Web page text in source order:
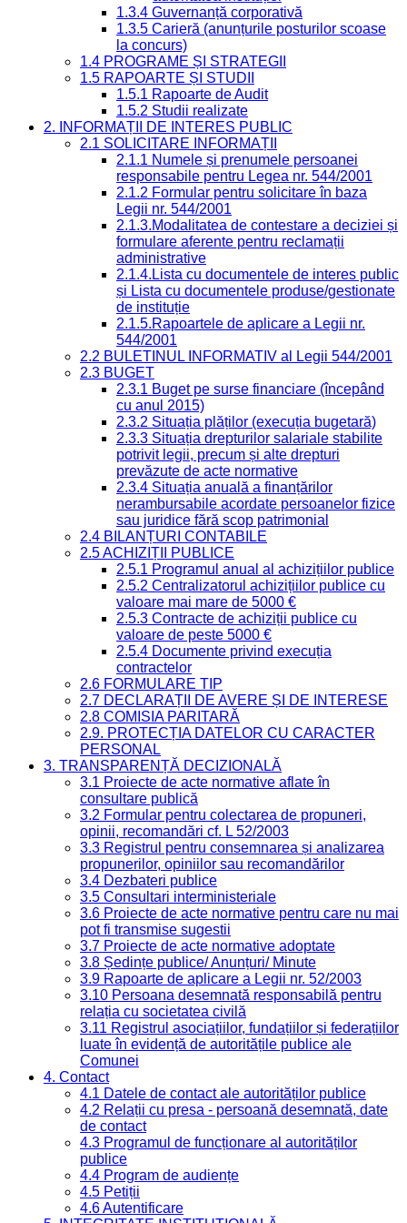
1.3.4 Guvernanță corporativă
1.3.5 Carieră (anunțurile posturilor scoase
la concurs)
1.4 PROGRAME ȘI STRATEGII
1.5 RAPOARTE ȘI STUDII
1.5.1 Rapoarte de Audit
1.5.2 Studii realizate
2. INFORMAȚII DE INTERES PUBLIC
2.1 SOLICITARE INFORMAȚII
2.1.1 Numele și prenumele persoanei
responsabile pentru Legea nr. 544/2001
2.1.2 Formular pentru solicitare în baza
Legii nr. 544/2001
2.1.3.Modalitatea de contestare a deciziei și
formulare aferente pentru reclamații
administrative
2.1.4.Lista cu documentele de interes public
și Lista cu documentele produse/gestionate
de instituție
2.1.5.Rapoartele de aplicare a Legii nr.
544/2001
2.2 BULETINUL INFORMATIV al Legii 544/2001
2.3 BUGET
2.3.1 Buget pe surse financiare (începând
cu anul 2015)
2.3.2 Situația plăților (execuția bugetară)
2.3.3 Situația drepturilor salariale stabilite
potrivit legii, precum și alte drepturi
prevăzute de acte normative
2.3.4 Situația anuală a finanțărilor
nerambursabile acordate persoanelor fizice
sau juridice fără scop patrimonial
2.4 BILANȚURI CONTABILE
2.5 ACHIZIȚII PUBLICE
2.5.1 Programul anual al achizițiilor publice
2.5.2 Centralizatorul achizițiilor publice cu
valoare mai mare de 5000 €
2.5.3 Contracte de achiziții publice cu
valoare de peste 5000 €
2.5.4 Documente privind execuția
contractelor
2.6 FORMULARE TIP
2.7 DECLARAȚII DE AVERE ȘI DE INTERESE
2.8 COMISIA PARITARĂ
2.9. PROTECȚIA DATELOR CU CARACTER
PERSONAL
3. TRANSPARENȚĂ DECIZIONALĂ
3.1 Proiecte de acte normative aflate în
consultare publică
3.2 Formular pentru colectarea de propuneri,
opinii, recomandări cf. L 52/2003
3.3 Registrul pentru consemnarea și analizarea
propunerilor, opiniilor sau recomandărilor
3.4 Dezbateri publice
3.5 Consultari interministeriale
3.6 Proiecte de acte normative pentru care nu mai
pot fi transmise sugestii
3.7 Proiecte de acte normative adoptate
3.8 Ședințe publice/ Anunțuri/ Minute
3.9 Rapoarte de aplicare a Legii nr. 52/2003
3.10 Persoana desemnată responsabilă pentru
relația cu societatea civilă
3.11 Registrul asociațiilor, fundațiilor și federațiilor
luate în evidență de autoritățile publice ale
Comunei
4. Contact
4.1 Datele de contact ale autorităților publice
4.2 Relații cu presa - persoană desemnată, date
de contact
4.3 Programul de funcționare al autorităților
publice
4.4 Program de audiențe
4.5 Petiții
4.6 Autentificare